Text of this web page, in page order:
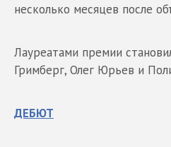
несколько месяцев после
Лауреатами премии
Гримберг, Олег Юрьев и
ДЕБЮТ